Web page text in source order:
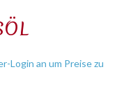
Login an um Preise zu